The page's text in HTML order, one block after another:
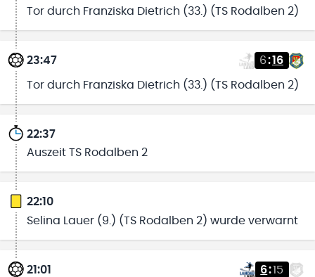
Tor durch Franziska Dietrich (33.) (TS Rodalben 2)
23:47 6:16
Tor durch Franziska Dietrich (33.) (TS Rodalben 2)
22:37
Auszeit TS Rodalben 2
22:10
Selina Lauer (9.) (TS Rodalben 2) wurde verwarnt
21:01 6:15